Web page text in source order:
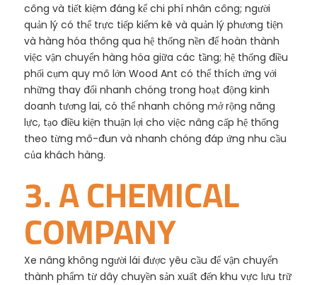
3. A CHEMICAL
COMPANY
Xe nâng không người lái được yêu cầu để vận chuyển
thành phẩm từ dây chuyền sản xuất đến khu vực lưu trữ
công và tiết kiệm đáng kể chi phí nhân công; người
quản lý có thể trực tiếp kiểm kê và quản lý phương tiện
và hàng hóa thông qua hệ thống nền để hoàn thành
việc vận chuyển hàng hóa giữa các tầng; hệ thống điều
phối cụm quy mô lớn Wood Ant có thể thích ứng với
những thay đổi nhanh chóng trong hoạt động kinh
doanh tương lai, có thể nhanh chóng mở rộng năng
lực, tạo điều kiện thuận lợi cho việc nâng cấp hệ thống
theo từng mô-đun và nhanh chóng đáp ứng nhu cầu
của khách hàng.